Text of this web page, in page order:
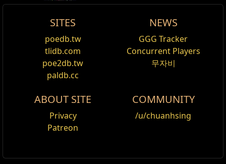
Triggerable, Damage, Duration, Fire, Slam, Totemable
적을 명중하는 모든 스킬에 적용됩니다.
영감 보조
모든 스킬에 적용됩니다. 소환수, 토템, 덫, 지뢰는 영감
밀어내기 보조
축성의 진격 스킨,명계
축성의 진격에 명계의 이펙트를 적용합니다.
축성의 진격 스킨, 천공
축성의 진격에 천공의 이펙트를 적용합니다.
Damage% 생명력%
Spectre
흑요석 파수꾼
Consecrated Path
Consecrated Pathis a
skill where the user
strikes the ground to deal physical damage
createConsecrated Ground
. When targeting distant
enemies, the user will teleport to the target.
Version history
Version Changes
SITES
poedb.tw
tlidb.com
poe2db.tw
paldb.cc
NEWS
GGG Tracker
Concurrent Players
무자비
ABOUT SITE
Privacy
Patreon
COMMUNITY
/u/chuanhsing